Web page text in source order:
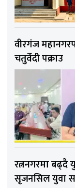
वीरगंज
चतुर्वेदी पक्राउ
रत्ननगरमा बढ्दै
सृजनसिल युवा